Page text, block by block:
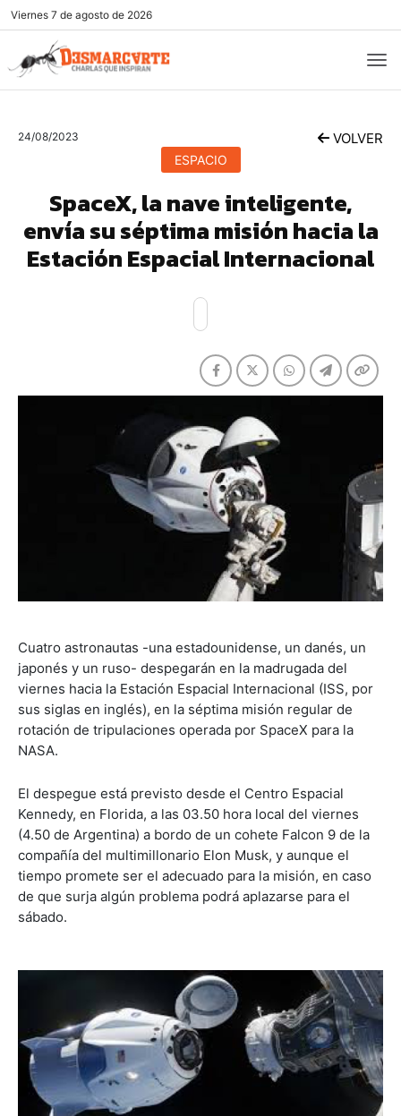
Viernes 7 de agosto de 2026
24/08/2023 VOLVER
ESPACIO
SpaceX, la nave inteligente,
envía su séptima misión hacia la
Estación Espacial Internacional
Cuatro astronautas -una estadounidense, un danés, un
japonés y un ruso- despegarán en la madrugada del
viernes hacia la Estación Espacial Internacional (ISS, por
sus siglas en inglés), en la séptima misión regular de
rotación de tripulaciones operada por SpaceX para la
NASA.
El despegue está previsto desde el Centro Espacial
Kennedy, en Florida, a las 03.50 hora local del viernes
(4.50 de Argentina) a bordo de un cohete Falcon 9 de la
compañía del multimillonario Elon Musk, y aunque el
tiempo promete ser el adecuado para la misión, en caso
de que surja algún problema podrá aplazarse para el
sábado.